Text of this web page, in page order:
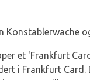
Konstablerwache
et 'Frankfurt
i Frankfurt